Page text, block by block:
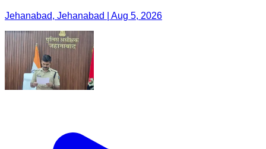
Jehanabad, Jehanabad | Aug 5, 2026